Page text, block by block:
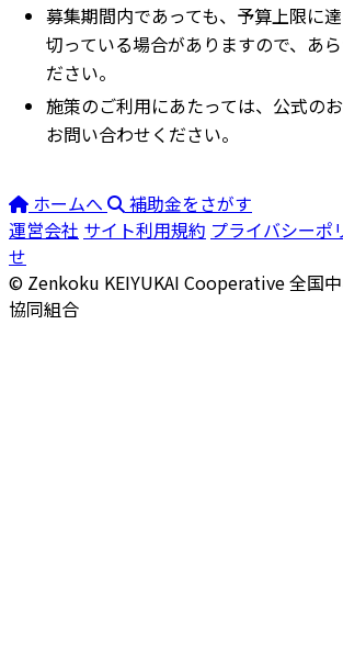
募集期間内であっても、予算上限に
切っている場合がありますので、あ
ださい。
施策のご利用にあたっては、公式の
お問い合わせください。
ホームへ
補助金をさがす
運営会社 サイト利用規約 プライバシーポ
せ
© Zenkoku KEIYUKAI Cooperative全国
協同組合